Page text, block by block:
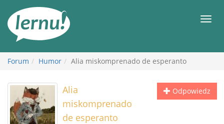
Forum Humor Alia miskomprenado de esperanto
Odpowiedz
Alia
miskomprenado
de esperanto